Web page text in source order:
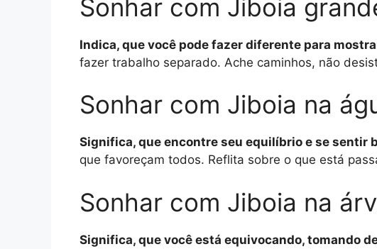
Sonhar com Jiboia
Indica, que você pode fazer diferente para
fazer trabalho separado. Ache caminhos, não
Sonhar com Jiboia na
Significa, que encontre seu equilíbrio e se sentir
que favoreçam todos. Reflita sobre o que está
Sonhar com Jiboia na
Significa, que você está equivocando, tomando